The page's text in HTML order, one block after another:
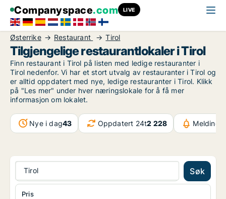
Companyspace.com LIVE
Østerrike Restaurant Tirol
Tilgjengelige restaurantlokaler i Tirol
Finn restaurant i Tirol på listen med ledige restauranter i
Tirol nedenfor. Vi har et stort utvalg av restauranter i Tirol og
er alltid oppdatert med nye, ledige restauranter i Tirol. Klikk
på "Les mer" under hver næringslokale for å få mer
informasjon om lokalet.
Nye i dag43 Oppdatert 24t2 228
Tirol Søk
Pris